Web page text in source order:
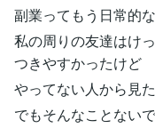
副業ってもう日常的
私の周りの友達はけ
つきやすかったけど
やってない人から見
でもそんなことない